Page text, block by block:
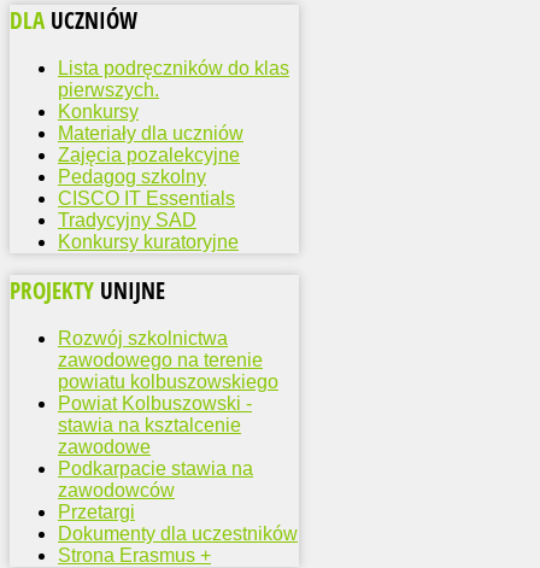
DLA UCZNIÓW
Lista podręczników do klas
pierwszych.
Konkursy
Materiały dla uczniów
Zajęcia pozalekcyjne
Pedagog szkolny
CISCO IT Essentials
Tradycyjny SAD
Konkursy kuratoryjne
PROJEKTY UNIJNE
Rozwój szkolnictwa
zawodowego na terenie
powiatu kolbuszowskiego
Powiat Kolbuszowski -
stawia na ksztalcenie
zawodowe
Podkarpacie stawia na
zawodowców
Przetargi
Dokumenty dla uczestników
Strona Erasmus +